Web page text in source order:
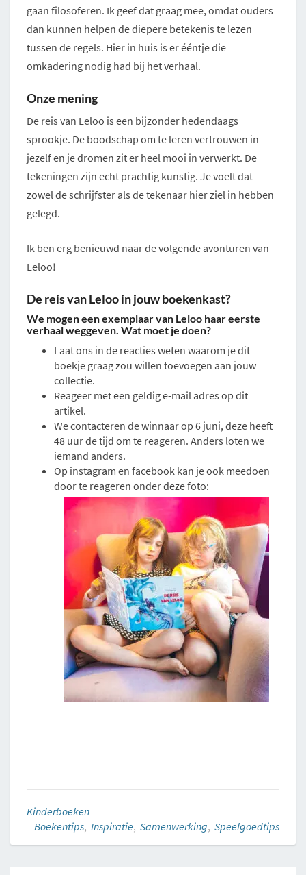
gaan filosoferen. Ik geef dat graag mee, omdat ouders
dan kunnen helpen de diepere betekenis te lezen
tussen de regels. Hier in huis is er ééntje die
omkadering nodig had bij het verhaal.
Onze mening
De reis van Leloo is een bijzonder hedendaags
sprookje. De boodschap om te leren vertrouwen in
jezelf en je dromen zit er heel mooi in verwerkt. De
tekeningen zijn echt prachtig kunstig. Je voelt dat
zowel de schrijfster als de tekenaar hier ziel in hebben
gelegd.
Ik ben erg benieuwd naar de volgende avonturen van
Leloo!
De reis van Leloo in jouw boekenkast?
We mogen een exemplaar van Leloo haar eerste
verhaal weggeven. Wat moet je doen?
Laat ons in de reacties weten waarom je dit
boekje graag zou willen toevoegen aan jouw
collectie.
Reageer met een geldig e-mail adres op dit
artikel.
We contacteren de winnaar op 6 juni, deze heeft
48 uur de tijd om te reageren. Anders loten we
iemand anders.
Op instagram en facebook kan je ook meedoen
door te reageren onder deze foto:
Kinderboeken
Boekentips, Inspiratie, Samenwerking, Speelgoedtips